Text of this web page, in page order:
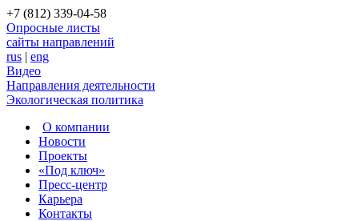
+7 (812) 339-04-58
Опросные листы
сайты направлений
rus | eng
Видео
Направления деятельности
Экологическая политика
О компании
Новости
Проекты
«Под ключ»
Пресс-центр
Карьера
Контакты